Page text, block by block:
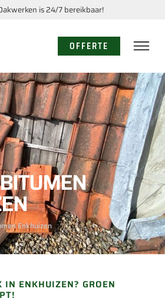
is 24/7 bereikbaar!
OFFERTE
Enkhuizen
ENKHUIZEN? GROEN